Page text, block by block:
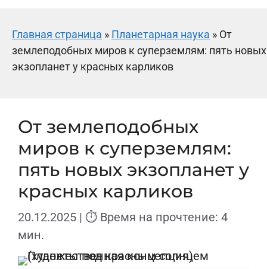
Главная страница » Планетарная наука » От
землеподобных миров к суперземлям: пять новых
экзопланет у красных карликов
От землеподобных
миров к суперземлям:
пять новых экзопланет у
красных карликов
20.12.2025 | ⏱ Время на прочтение: 4
мин.